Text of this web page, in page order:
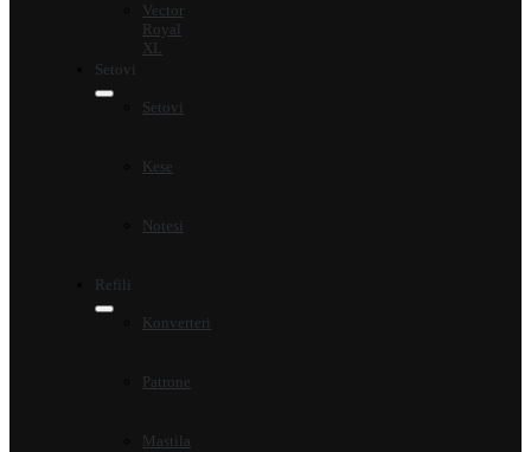
Vector
Royal
XL
Setovi
Setovi
Kese
Notesi
Refili
Konverteri
Patrone
Mastila